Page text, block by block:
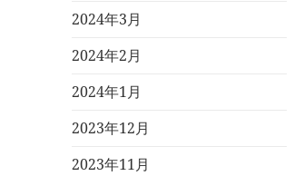
2024年3月
2024年2月
2024年1月
2023年12月
2023年11月